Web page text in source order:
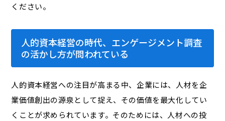
ください。
人的資本経営の時代、エンゲージメント調査
の活かし方が問われている
人的資本経営への注目が高まる中、企業には、人材を企
業価値創出の源泉として捉え、その価値を最大化してい
くことが求められています。そのためには、人材への投